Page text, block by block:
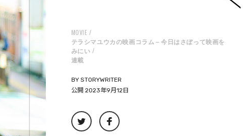
MOVIE
テラシマユウカの映画コラム－今日はさぼって映画を
みにい
連載
BY STORYWRITER
公開 2023年9月12日